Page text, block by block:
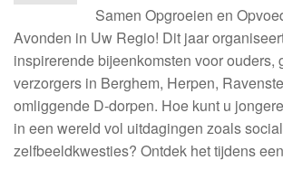
Samen Opgroeien en
Avonden in Uw Regio! Dit jaar
inspirerende bijeenkomsten voor ouders,
verzorgers in Berghem, Herpen,
omliggende D-dorpen. Hoe kunt u
in een wereld vol uitdagingen zoals
zelfbeeldkwesties? Ontdek het tijdens